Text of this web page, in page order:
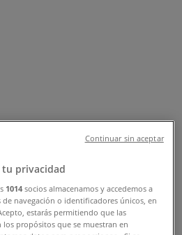
Ruházat, cipők és
kert és
és szépség
és
és szolgáltatások
privacidad
1014 socios almacenamos y accedemos a
navegación o identificadores únicos, en
estarás permitiendo que las
propósitos que se muestran en
Continuar sin aceptar